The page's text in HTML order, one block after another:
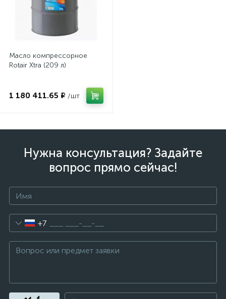
Масло компрессорное
Rotair Xtra (209 л)
1 180 411.65 ₽ /шт
Нужна консультация? Задайте
вопрос прямо сейчас!
+7